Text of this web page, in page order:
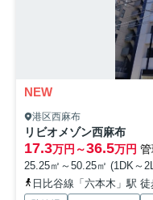
NEW
港区西麻布
リビオメゾン西麻布
17.3万円～36.5万円
25.25㎡～50.25㎡ (1DK～
日比谷線「六本木」駅